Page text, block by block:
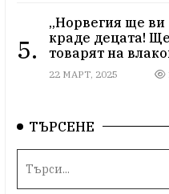
5.
„Норвегия ще ви
краде децата!
товарят на
от гара Подуяне“
22 МАРТ, 2025
ТЪРСЕНЕ